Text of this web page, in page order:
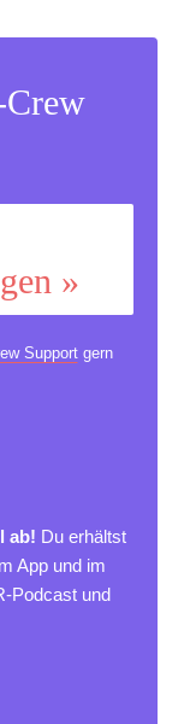
»
Supportgern
ab! Du erhältst
App und im
Podcast und